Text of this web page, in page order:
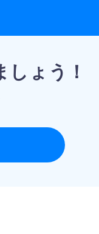
ょう！